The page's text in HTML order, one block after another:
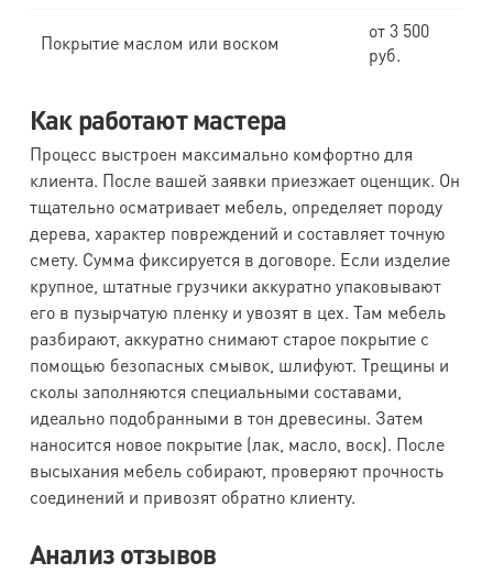
Покрытие маслом или воском
от 3 500
руб.
Как работают мастера
Процесс выстроен максимально комфортно для
клиента. После вашей заявки приезжает оценщик. Он
тщательно осматривает мебель, определяет породу
дерева, характер повреждений и составляет точную
смету. Сумма фиксируется в договоре. Если изделие
крупное, штатные грузчики аккуратно упаковывают
его в пузырчатую пленку и увозят в цех. Там мебель
разбирают, аккуратно снимают старое покрытие с
помощью безопасных смывок, шлифуют. Трещины и
сколы заполняются специальными составами,
идеально подобранными в тон древесины. Затем
наносится новое покрытие (лак, масло, воск). После
высыхания мебель собирают, проверяют прочность
соединений и привозят обратно клиенту.
Анализ отзывов